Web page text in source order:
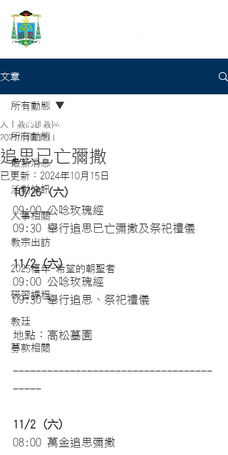
文章
所有動態
最新消息
活動快訊
人事相關
教宗出訪
2025禧年-希望的朝聖者
研習課程
教廷
募款相關
所有動態
追思已亡彌撒
天主教高雄教區
2024年10月2日
已更新： 2024年10月15日
10/26 (六)
09:00 公唸玫瑰經
09:30 舉行追思已亡彌撒及祭祀禮儀
11/2 (六)
09:00 公唸玫瑰經
09:30 舉行追思、祭祀禮儀
地點：高松墓園
-----------------------------------
-----
11/2 (六)
08:00 萬金追思彌撒